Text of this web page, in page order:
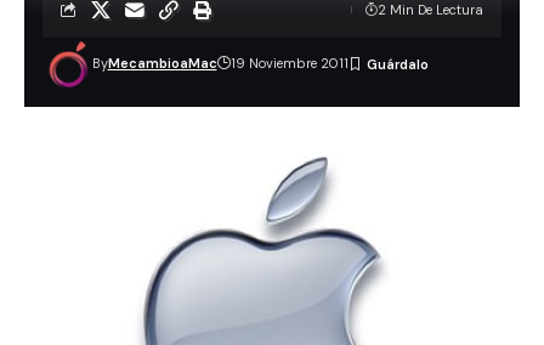
ByMecambioaMac 19 Noviembre 2011
2 Min De Lectura